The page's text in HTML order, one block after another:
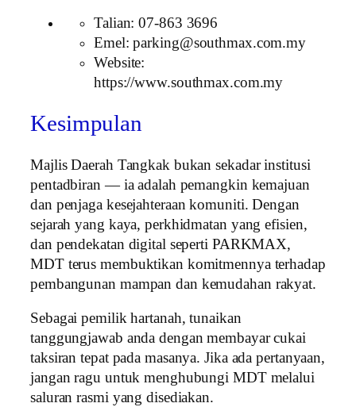
Talian: 07-863 3696
Emel: parking@southmax.com.my
Website:
https://www.southmax.com.my
Kesimpulan
Majlis Daerah Tangkak bukan sekadar institusi
pentadbiran — ia adalah pemangkin kemajuan
dan penjaga kesejahteraan komuniti. Dengan
sejarah yang kaya, perkhidmatan yang efisien,
dan pendekatan digital seperti PARKMAX,
MDT terus membuktikan komitmennya terhadap
pembangunan mampan dan kemudahan rakyat.
Sebagai pemilik hartanah, tunaikan
tanggungjawab anda dengan membayar cukai
taksiran tepat pada masanya. Jika ada pertanyaan,
jangan ragu untuk menghubungi MDT melalui
saluran rasmi yang disediakan.